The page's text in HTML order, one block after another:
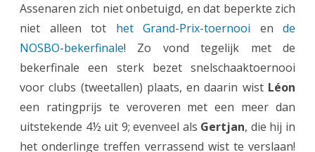
Assenaren zich niet onbetuigd, en dat beperkte zich
niet alleen tot het Grand-Prix-toernooi en de
NOSBO-bekerfinale! Zo vond tegelijk met de
bekerfinale een sterk bezet snelschaaktoernooi
voor clubs (tweetallen) plaats, en daarin wist Léon
een ratingprijs te veroveren met een meer dan
uitstekende 4½ uit 9; evenveel als Gertjan, die hij in
het onderlinge treffen verrassend wist te verslaan!